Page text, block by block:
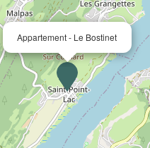
Appartement - Le Bostinet